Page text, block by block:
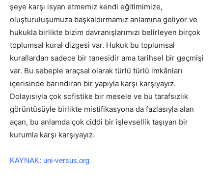
şeye karşı isyan etmemiz kendi eğitimimize,
oluşturuluşumuza başkaldırmamız anlamına geliyor ve
hukukla birlikte bizim davranışlarımızı belirleyen birçok
toplumsal kural dizgesi var. Hukuk bu toplumsal
kurallardan sadece bir tanesidir ama tarihsel bir geçmişi
var. Bu sebeple araçsal olarak türlü türlü imkânları
içerisinde barındıran bir yapıyla karşı karşıyayız.
Dolayısıyla çok sofistike bir mesele ve bu tarafsızlık
görüntüsüyle birlikte mistifikasyona da fazlasıyla alan
açan, bu anlamda çok ciddi bir işlevsellik taşıyan bir
kurumla karşı karşıyayız.
KAYNAK: uni-versus.org